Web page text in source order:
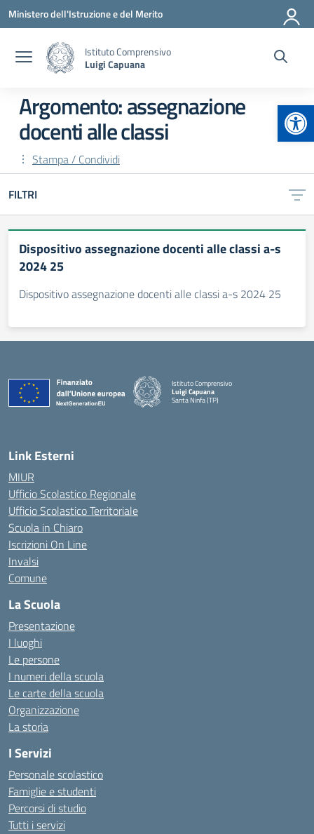
Vai ai contenuti
Vai al menu di navigazione
Vai al footer
Ministero dell'Istruzione e del Merito
Istituto Comprensivo
Luigi Capuana
Argomento: assegnazione
docenti alle classi
Stampa / Condividi
FILTRI
Dispositivo assegnazione docenti alle classi a-s
2024 25
Dispositivo assegnazione docenti alle classi a-s 2024 25
Istituto Comprensivo
Luigi Capuana
Santa Ninfa (TP)
Link Esterni
MIUR
Ufficio Scolastico Regionale
Ufficio Scolastico Territoriale
Scuola in Chiaro
Iscrizioni On Line
Invalsi
Comune
La Scuola
Presentazione
I luoghi
Le persone
I numeri della scuola
Le carte della scuola
Organizzazione
La storia
I Servizi
Personale scolastico
Famiglie e studenti
Percorsi di studio
Tutti i servizi